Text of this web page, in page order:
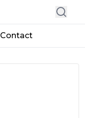
Contact